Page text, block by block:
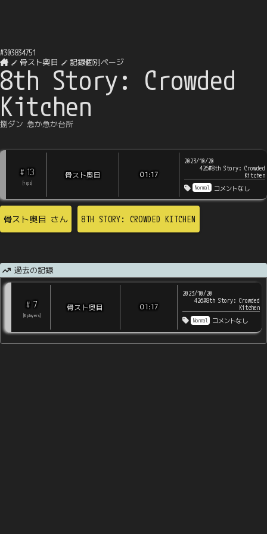
#303834751
骨スト奥目
記録個別ページ
8th Story: Crowded
Kitchen
捌ダン 急か急か台所
# 13
? rps]
骨スト奥目 01:17
2023/10/20
426#8th Story: Crowded
Kitchen
Normal コメントなし
骨スト奥目 さん 8TH STORY: CROWDED KITCHEN
過去の記録
# 7
8 players
骨スト奥目 01:17
2023/10/20
426#8th Story: Crowded
Kitchen
Normal コメントなし